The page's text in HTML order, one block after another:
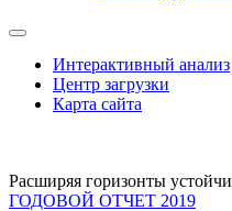
Интерактивный анализ
Центр загрузки
Карта сайта
Расширяя горизонты
ГОДОВОЙ ОТЧЕТ 2019